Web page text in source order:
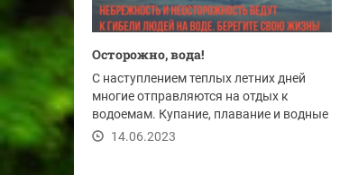
Осторожно, вода!
С наступлением теплых летних дней
многие отправляются на отдых к
водоемам. Купание, плавание и водные
игры –...
14.06.2023